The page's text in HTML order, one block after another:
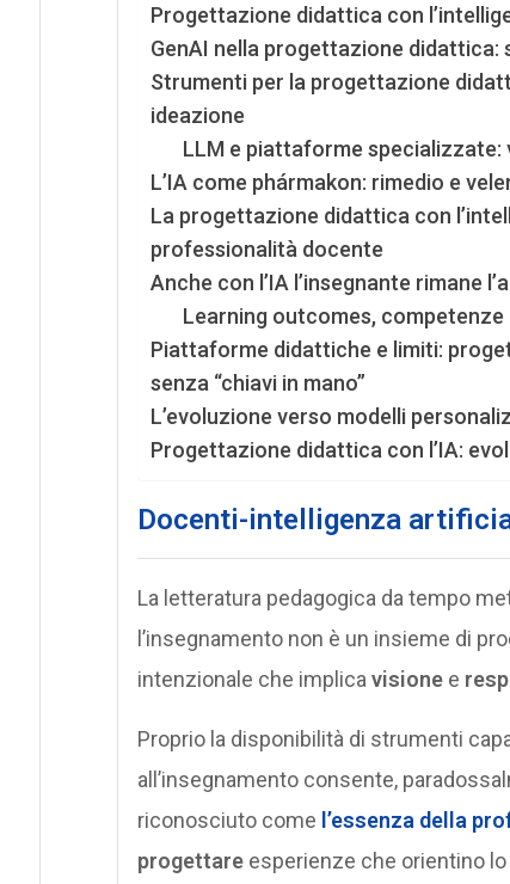
Progettazione didattica con
GenAI nella progettazione
Strumenti per la progettazione
ideazione
LLM e piattaforme
L’IA come phármakon: rimedio e
La progettazione didattica con
professionalità docente
Anche con l’IA l’insegnante rimane
Learning outcomes,
Piattaforme didattiche e limiti:
senza “chiavi in mano”
L’evoluzione verso modelli
Progettazione didattica con l’IA:
Docenti-intelligenza
La letteratura pedagogica da tempo
l’insegnamento non è un insieme di
intenzionale che implica visionee
Proprio la disponibilità di strumenti
all’insegnamento consente,
riconosciuto come l’essenza della
progettareesperienze che orientino lo